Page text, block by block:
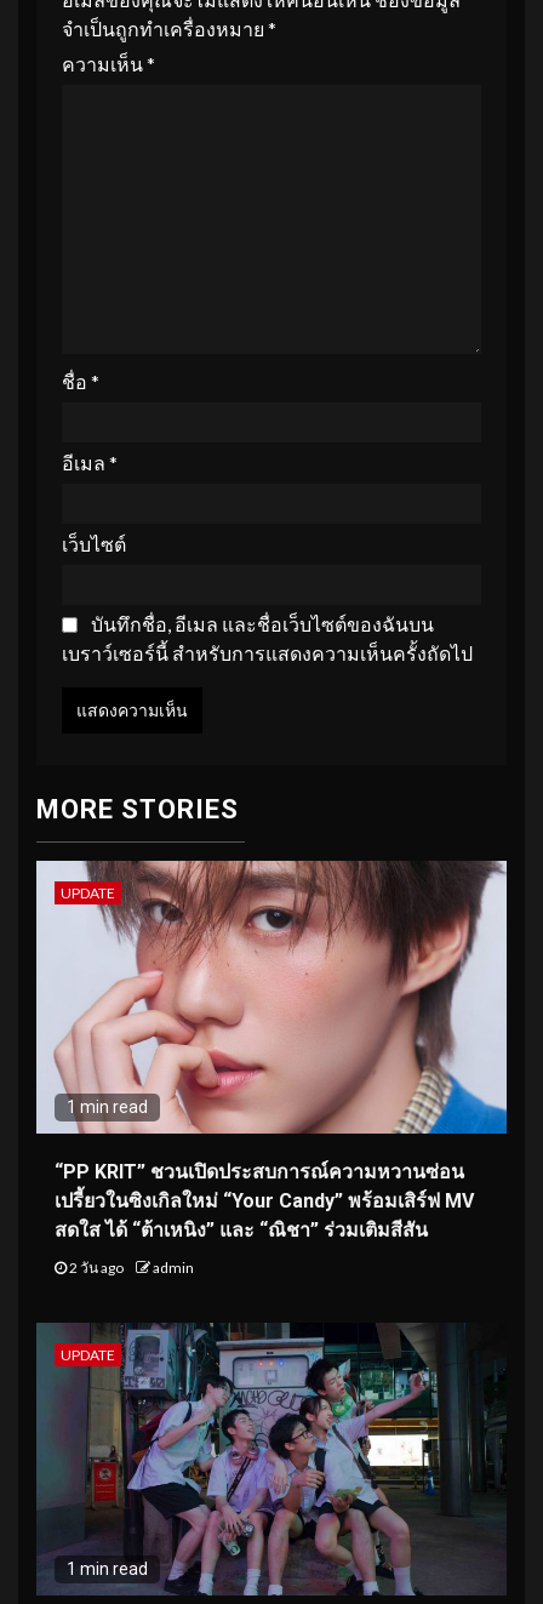
จำเป็นถูกทำเครื่องหมาย *
ความเห็น*
ชื่อ *
อีเมล *
เว็บไซต์
บันทึกชื่อ, อีเมล และชื่อเว็บไซต์ของฉันบน
เบราว์เซอร์นี้ สำหรับการแสดงความเห็นครั้งถัดไป
MORE STORIES
UPDATE
1 min read
“PP KRIT” ชวนเปิดประสบการณ์ความหวานซ่อน
เปรี้ยวในซิงเกิลใหม่ “Your Candy” พร้อมเสิร์ฟ MV
สดใส ได้ “ต้าเหนิง” และ “ณิชา” ร่วมเติมสีสัน
2 วัน ago admin
UPDATE
1 min read